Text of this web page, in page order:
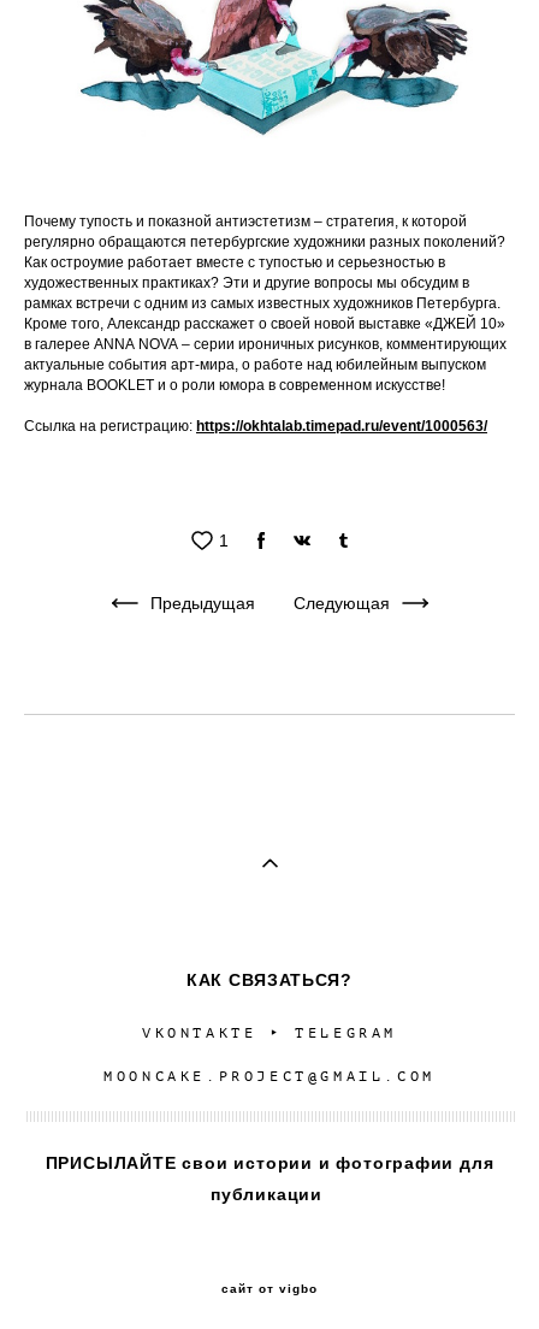
Почему тупость и показной антиэстетизм – стратегия, к которой
регулярно обращаются петербургские художники разных поколений?
Как остроумие работает вместе с тупостью и серьезностью в
художественных практиках? Эти и другие вопросы мы обсудим в
рамках встречи с одним из самых известных художников Петербурга.
Кроме того, Александр расскажет о своей новой выставке «ДЖЕЙ 10»
в галерее ANNA NOVA – серии ироничных рисунков, комментирующих
актуальные события арт-мира, о работе над юбилейным выпуском
журнала BOOKLET и о роли юмора в современном искусстве!
Ссылка на регистрацию: https://okhtalab.timepad.ru/event/1000563/
1
Предыдущая Следующая
КАК СВЯЗАТЬСЯ?
VKONTAKTE ‣ TELEGRAM
MOONCAKE.PROJECT@GMAIL.COM
ПРИСЫЛАЙТЕ свои истории и фотографии для
публикации
сайт от vigbo